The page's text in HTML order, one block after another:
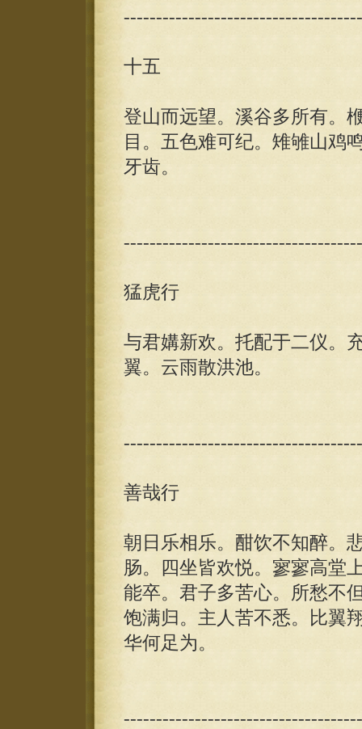
十五
登山而远望。溪谷多所有。
目。五色难可纪。雉雊山鸡
牙齿。
猛虎行
与君媾新欢。托配于二仪。
翼。云雨散洪池。
善哉行
朝日乐相乐。酣饮不知醉。
肠。四坐皆欢悦。寥寥高堂
能卒。君子多苦心。所愁不
饱满归。主人苦不悉。比翼
华何足为。